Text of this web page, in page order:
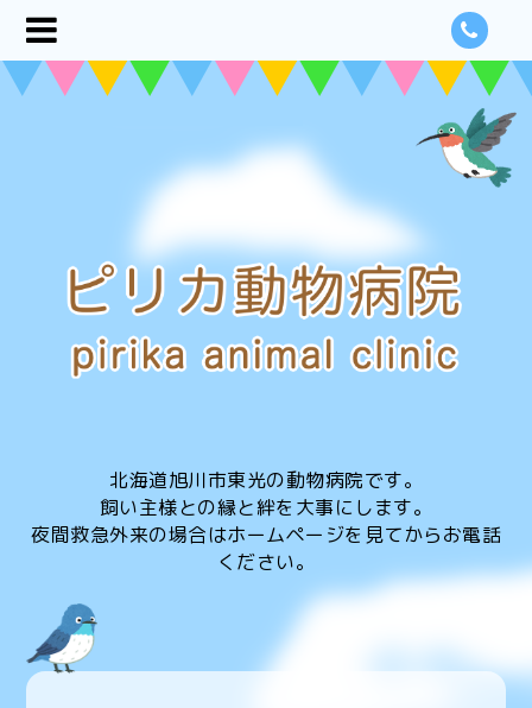
北海道旭川市東光の動物病院です。
飼い主様との縁と絆を大事にします。
夜間救急外来の場合はホームページを見てからお電話
ください。